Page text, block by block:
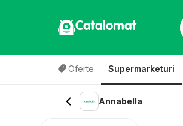
Catalomat
Oferte Supermarketuri
Annabella